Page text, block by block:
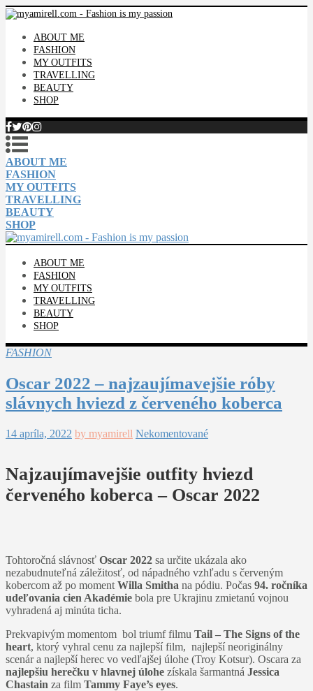
ABOUT ME
FASHION
MY OUTFITS
TRAVELLING
BEAUTY
SHOP
ABOUT ME
FASHION
MY OUTFITS
TRAVELLING
BEAUTY
SHOP
ABOUT ME
FASHION
MY OUTFITS
TRAVELLING
BEAUTY
SHOP
FASHION
Oscar 2022 – najzaujímavejšie róby
slávnych hviezd z červeného koberca
14 apríla, 2022 by myamirell Nekomentované
Najzaujímavejšie outfity hviezd
červeného koberca – Oscar 2022
Tohtoročná slávnosť Oscar 2022 sa určite ukázala ako
nezabudnuteľná záležitosť, od nápadného vzhľadu s červeným
kobercom až po moment Willa Smitha na pódiu. Počas 94. ročníka
udeľovania cien Akadémie bola pre Ukrajinu zmietanú vojnou
vyhradená aj minúta ticha.
Prekvapivým momentom bol triumf filmu Tail – The Signs of the
heart, ktorý vyhral cenu za najlepší film, najlepší neoriginálny
scenár a najlepší herec vo vedľajšej úlohe (Troy Kotsur). Oscara za
najlepšiu herečku v hlavnej úlohe získala šarmantná Jessica
Chastain za film Tammy Faye’s eyes.